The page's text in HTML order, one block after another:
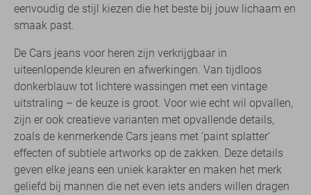
eenvoudig de stijl kiezen die het beste bij jouw lichaam en
smaak past.
De Cars jeans voor heren zijn verkrijgbaar in
uiteenlopende kleuren en afwerkingen. Van tijdloos
donkerblauw tot lichtere wassingen met een vintage
uitstraling – de keuze is groot. Voor wie echt wil opvallen,
zijn er ook creatieve varianten met opvallende details,
zoals de kenmerkende Cars jeans met ‘paint splatter’
effecten of subtiele artworks op de zakken. Deze details
geven elke jeans een uniek karakter en maken het merk
geliefd bij mannen die net even iets anders willen dragen